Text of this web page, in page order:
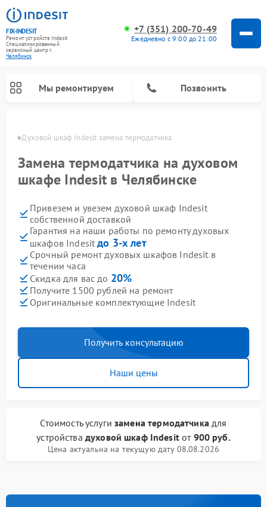
FIX-INDESIT
Ремонт устройств Indesit
Специализированный
cервисный центр г.
Челябинск
+7 (351) 200-70-49
Ежедневно с 9:00 до 21:00
Мы ремонтируем Позвонить
Духовой шкаф Indesit замена термодатчика
Замена термодатчика на духовом
шкафе Indesit в Челябинске
Привезем и увезем духовой шкаф Indesit
собственной доставкой
Гарантия на наши работы по ремонту духовых
шкафов Indesitдо 3-х лет
Срочный ремонт духовых шкафов Indesit в
течении часа
Скидка для вас до 20%
Получите 1500 рублей на ремонт
Оригинальные комплектующие Indesit
Получить консультацию
Наши цены
Стоимость услугизамена термодатчикадля
устройства духовой шкаф Indesitот 900 руб.
Цена актуальна на текущую дату 08.08.2026